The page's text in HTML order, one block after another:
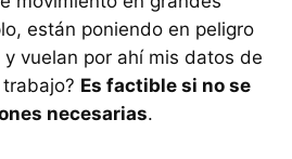
están poniendo en peligro
vuelan por ahí mis datos de
Es factible si no se
necesarias.